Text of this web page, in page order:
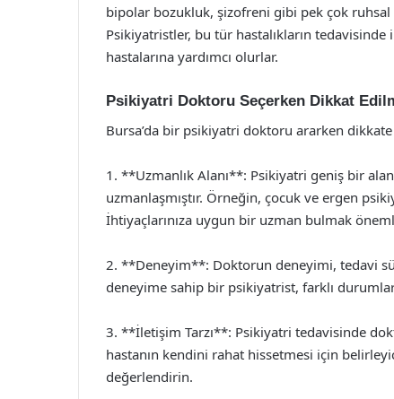
bipolar bozukluk, şizofreni gibi pek çok ruhsal
Psikiyatristler, bu tür hastalıkların
hastalarına yardımcı olurlar.
Psikiyatri Doktoru Seçerken Dikkat
Bursa’da bir psikiyatri doktoru ararken
1. **Uzmanlık Alanı**: Psikiyatri geniş bir
uzmanlaşmıştır. Örneğin, çocuk ve ergen
İhtiyaçlarınıza uygun bir uzman bulmak
2. **Deneyim**: Doktorun deneyimi, tedavi
deneyime sahip bir psikiyatrist, farklı
3. **İletişim Tarzı**: Psikiyatri tedavisinde
hastanın kendini rahat hissetmesi için
değerlendirin.